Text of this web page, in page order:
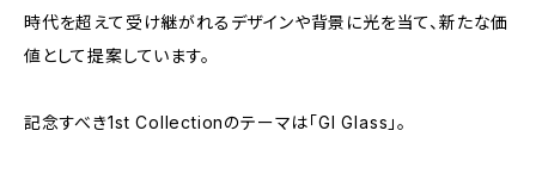
時代を超えて受け継がれるデザインや背景に光を当て、新たな価
値として提案しています。
記念すべき1st Collectionのテーマは「GI Glass」。